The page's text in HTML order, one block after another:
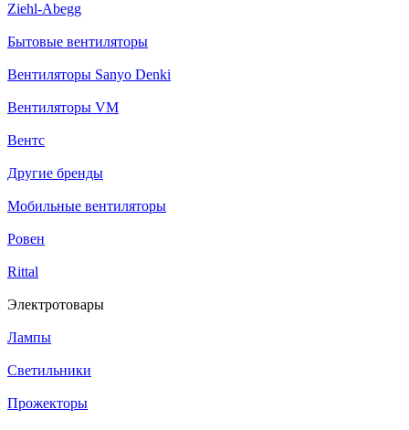
Ziehl-Abegg
Бытовые вентиляторы
Вентиляторы Sanyo Denki
Вентиляторы VM
Вентс
Другие бренды
Мобильные вентиляторы
Ровен
Rittal
Электротовары
Лампы
Светильники
Прожекторы